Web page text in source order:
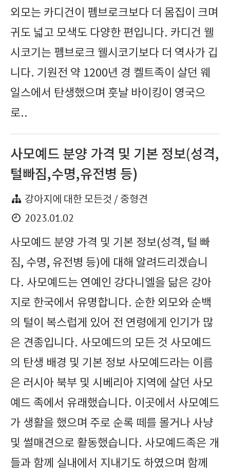
외모는 카디건이 펨브로크보다 더 몸집이 크며
귀도 넓고 모색도 다양한 편입니다. 카디건 웰
시코기는 펨브로크 웰시코기보다 더 역사가 깁
니다. 기원전 약 1200년 경 켈트족이 살던 웨
일스에서 탄생했으며 훗날 바이킹이 영국으
로..
사모예드 분양 가격 및 기본 정보(성격,
털빠짐,수명,유전병 등)
강아지에 대한 모든것 / 중형견
2023.01.02
사모예드 분양 가격 및 기본 정보(성격, 털 빠
짐, 수명, 유전병 등)에 대해 알려드리겠습니
다. 사모예드는 연예인 강다니엘을 닮은 강아
지로 한국에서 유명합니다. 순한 외모와 순백
의 털이 복스럽게 있어 전 연령에게 인기가 많
은 견종입니다. 사모예드의 모든 것 사모예드
의 탄생 배경 및 기본 정보 사모예드라는 이름
은 러시아 북부 및 시베리아 지역에 살던 사모
예드 족에서 유래했습니다. 이곳에서 사모예드
가 생활을 했으며 주로 순록 떼를 몰거나 사냥
및 썰매견으로 활동했습니다. 사모예드족은 개
들과 함께 실내에서 지내기도 하였으며 함께